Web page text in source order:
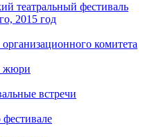
театральный фестиваль
2015 год
комитета
жюри
встречи